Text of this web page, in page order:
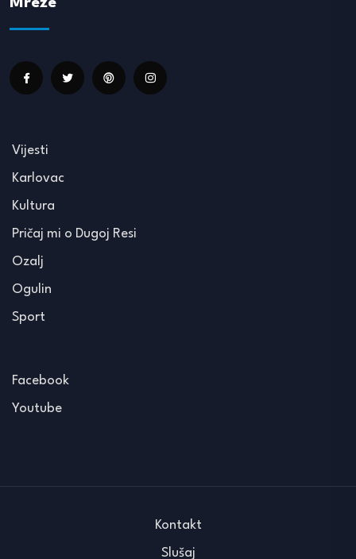
Vijesti
Karlovac
Kultura
Pričaj mi o Dugoj Resi
Ozalj
Ogulin
Sport
Facebook
Youtube
Kontakt
Slušaj